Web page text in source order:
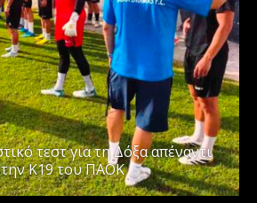
τεστ για τη Δόξα απέναντι
Κ19 του ΠΑΟΚ